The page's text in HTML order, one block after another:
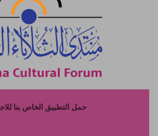
حمل التطبيق الخاص بنا